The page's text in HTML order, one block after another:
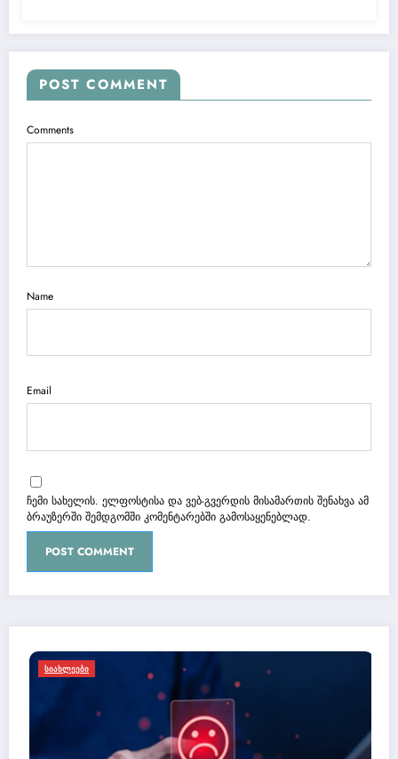
POST COMMENT
Comments
Name
Email
ჩემი სახელის. ელფოსტისა და ვებ-გვერდის მისამართის შენახვა ამ
ბრაუზერში შემდგომში კომენტარებში გამოსაყენებლად.